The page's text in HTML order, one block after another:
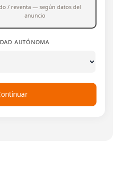
/ reventa — según datos del
anuncio
AUTÓNOMA